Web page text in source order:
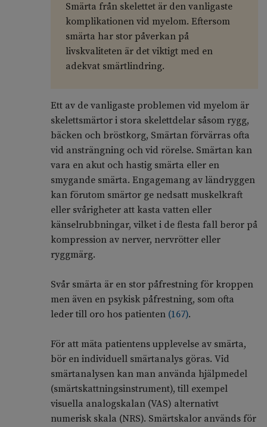
Smärta från skelettet är den vanligaste
komplikationen vid myelom. Eftersom
smärta har stor påverkan på
livskvaliteten är det viktigt med en
adekvat smärtlindring.
Ett av de vanligaste problemen vid myelom är
skelettsmärtor i stora skelettdelar såsom rygg,
bäcken och bröstkorg, Smärtan förvärras ofta
vid ansträngning och vid rörelse. Smärtan kan
vara en akut och hastig smärta eller en
smygande smärta. Engagemang av ländryggen
kan förutom smärtor ge nedsatt muskelkraft
eller svårigheter att kasta vatten eller
känselrubbningar, vilket i de flesta fall beror på
kompression av nerver, nervrötter eller
ryggmärg.
Svår smärta är en stor påfrestning för kroppen
men även en psykisk påfrestning, som ofta
leder till oro hos patienten (167).
För att mäta patientens upplevelse av smärta,
bör en individuell smärtanalys göras. Vid
smärtanalysen kan man använda hjälpmedel
(smärtskattningsinstrument), till exempel
visuella analogskalan (VAS) alternativt
numerisk skala (NRS). Smärtskalor används för